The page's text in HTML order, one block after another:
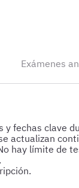
Exámenes
y fechas clave
actualizan
hay límite de